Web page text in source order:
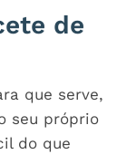
de
que serve,
seu próprio
do que